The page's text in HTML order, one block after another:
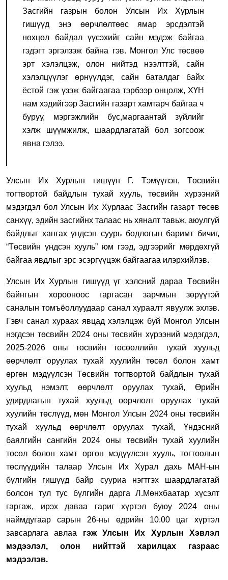
Засгийн газрын болон Улсын Их Хурлын
гишүүд энэ өөрчлөлтөөс ямар эрсдэлтэй
нөхцөл байдал үүсэхийг сайн мэдэж байгаа
гэдэгтэргэлзэж байна гэв. Монгол Улс төсвөө
эрт хэлэлцэж, олон нийтэд нээлттэй, сайн
хэлэлцүүлэг өрнүүлдэг, сайн баталдаг байх
ёстой гэж үзэж байгаагаа тэрбээр онцолж, ХҮН
нам хэдийгээр Засгийн газартхамтарч байгаа ч
буруу, мэргэжлийн бус,маргаантай зүйлийг
хэлж шүүмжилж, шаардлагатай бол зогсоож
явна гэлээ.
Улсын Их Хурлын гишүүн Г. Тэмүүлэн, Төсвийн
тогтвортой байдлын тухай хууль,төсвийн хүрээний
мэдэгдэл бол Улсын Их Хурлаас Засгийн газарт төсөв
санхүү, эдийн засгийнх талаас нь хяналт тавьж, аюулгүй
байдлыг хангах үндсэн суурь бодлогын баримт бичиг,
“Төсвийн үндсэн хууль” юм гээд, эдгээрийг мөрдөхгүй
байгаа явдлыг эрс эсэргүүцэж байгаагаа илэрхийлэв.
Улсын Их Хурлын гишүүд үг хэлсний дараа Төсвийн
байнгын хорооноос гаргасан зарчмын зөрүүтэй
саналын томъёоллуудаар санал хураалт явуулж эхлэв.
Гэвч санал хураах явцад хэлэлцэж буй Монгол Улсын
нэгдсэн төсвийн 2024 оны төсвийн хүрээний мэдэгдэл,
2025-2026 оны төсвийн төсөөллийн тухай хуульд
өөрчлөлт оруулах тухай хуулийн төсөл болон хамт
өргөн мэдүүлсэнТөсвийн тогтвортой байдлын тухай
хуульд нэмэлт, өөрчлөлт оруулах тухай, Өрийн
удирдлагын тухай хуульд өөрчлөлт оруулах тухай
хуулийн төслүүд, мөн Монгол Улсын 2024 оны төсвийн
тухай хуульд өөрчлөлт оруулах тухай, Үндэсний
баялгийн сангийн 2024 оны төсвийн тухай хуулийн
төсөл болон хамт өргөн мэдүүлсэн хууль, тогтоолын
төслүүдийн талаар Улсын Их Хурал дахь МАН-ын
бүлгийн гишүүд байр сууриа нэгтгэх шаардлагатай
болсон тул тус бүлгийн дарга Л.Мөнхбаатар хүсэлт
гаргаж, ирэх даваа гариг хүртэл буюу 2024 оны
наймдугаар сарын 26-ны өдрийн 10.00 цаг хүртэл
завсарлага авлаа гэж Улсын Их Хурлын Хэвлэл
мэдээлэл, олон нийттэй харилцах газраас
мэдээлэв.